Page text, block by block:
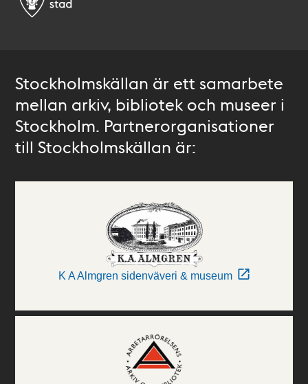
Stockholmskällan är ett samarbete
mellan arkiv, bibliotek och museer i
Stockholm. Partnerorganisationer
till Stockholmskällan är:
K A Almgren sidenväveri & museum